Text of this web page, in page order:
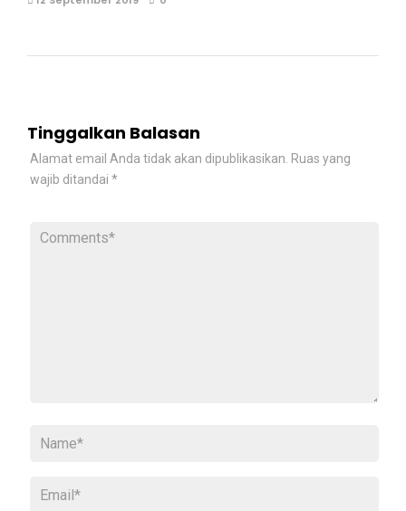
Tinggalkan Balasan
Alamat email Anda tidak akan dipublikasikan. Ruas yang
wajib ditandai *